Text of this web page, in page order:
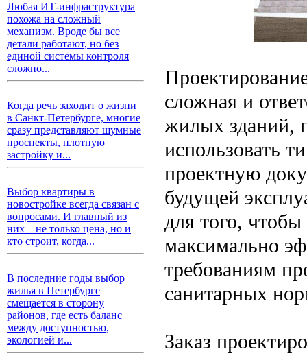
Любая ИТ-инфраструктура
похожа на сложный
механизм. Вроде бы все
детали работают, но без
единой системы контроля
сложно...
Когда речь заходит о жизни
в Санкт-Петербурге, многие
сразу представляют шумные
проспекты, плотную
застройку и...
Выбор квартиры в
новостройке всегда связан с
вопросами. И главный из
них – не только цена, но и
кто строит, когда...
В последние годы выбор
жилья в Петербурге
смещается в сторону
районов, где есть баланс
между доступностью,
экологией и...
сложная и
жилых зданий,
использовать
проектную
будущей
для того, чтобы
максимально
требованиям
санитарных
Заказ